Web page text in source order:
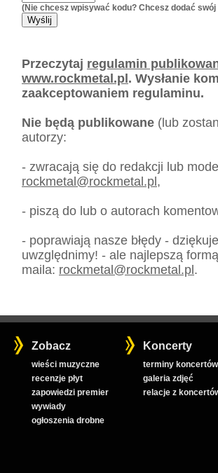
(Nie chcesz wpisywać kodu? Chcesz dodać
Przeczytaj regulamin
www.rockmetal.pl. Wysłanie
zaakceptowaniem regulaminu.
Nie będą publikowane (lub
autorzy:
- zwracają się do redakcji lub
rockmetal@rockmetal.pl,
- piszą do lub o autorach
- poprawiają nasze błędy -
uwzględnimy! - ale najlepszą
maila: rockmetal@rockmetal.pl.
Zobacz
wieści muzyczne
recenzje płyt
zapowiedzi premier
wywiady
ogłoszenia drobne
Koncerty
terminy koncertów
galeria zdjęć
relacje z